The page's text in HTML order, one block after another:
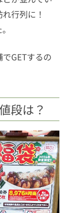
れ行列に！
GETするの
段は？